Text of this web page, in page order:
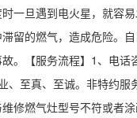
一旦遇到电火星，就容
留的燃气，造成危险。
。【服务流程】1、电
、至真、至诚。非特约
修燃气灶型号不符或者